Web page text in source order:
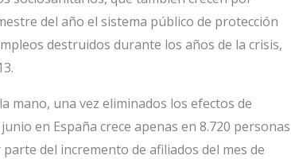
del año el sistema público de protección
destruidos durante los años de la crisis,
mano, una vez eliminados los efectos de
en España crece apenas en 8.720 personas
del incremento de afiliados del mes de